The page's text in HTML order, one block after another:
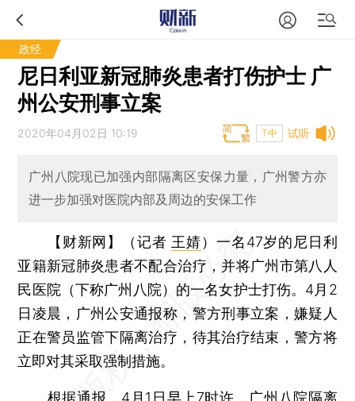
政经
尼日利亚新冠肺炎患者打伤护士 广
州公安刑事立案
试听
2020年04月02日 10:19 T中
广州八院现已加强内部隔离区安保力量，广州警方亦
进一步加强对医院内部及周边的安保工作
【财新网】（记者 王婧） 一名47岁的尼日利
亚籍新冠肺炎患者不配合治疗，并将广州市第八人
民医院（下称广州八院）的一名女护士打伤。4月2
日凌晨，广州公安通报称，警方刑事立案，嫌疑人
正在警员监管下隔离治疗，待其治疗结束，警方将
立即对其采取强制措施。
根据通报，4月1日早上7时许，广州八院隔离